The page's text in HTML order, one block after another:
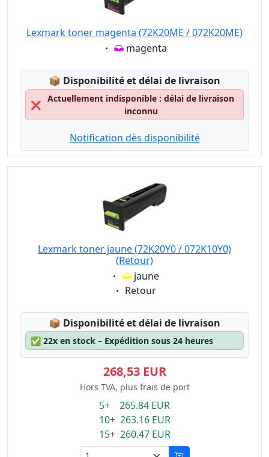
Lexmark toner magenta (72K20ME / 072K20ME)
Eigenschaft:
magenta
📦 Lagerstatus:
Disponibilité et délai de livraison
❌
Actuellement indisponible : délai de livraison
inconnu
Notification dès disponibilité
Lexmark toner jaune (72K20Y0 / 072K10Y0)
(Retour)
Eigenschaft:
jaune
Eigenschaft:
Retour
📦 Lagerstatus:
Disponibilité et délai de livraison
✅ 22x en stock – Expédition sous 24 heures
268,53 EUR
Hors TVA, plus frais de port
5+ 265.84 EUR
10+ 263.16 EUR
15+ 260.47 EUR